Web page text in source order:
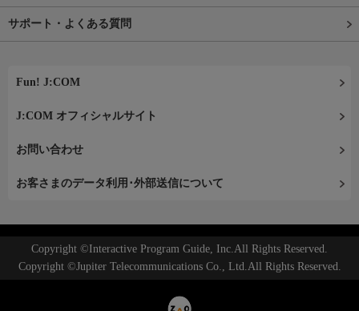
サポート・よくある質問
Fun! J:COM
J:COM オフィシャルサイト
お問い合わせ
お客さまのデータ利用･外部送信について
Copyright ©Interactive Program Guide, Inc.All Rights Reserved.
Copyright ©Jupiter Telecommunications Co., Ltd.All Rights Reserved.